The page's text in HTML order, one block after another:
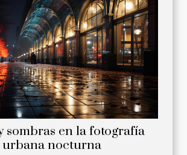
sombras en la fotografía
urbana nocturna